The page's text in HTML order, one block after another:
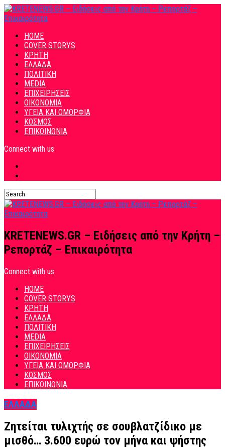
HOME
COVER STORYS
ΚΡΗΤΗ
ΕΛΛΑΔΑ
ΠΟΛΙΤΙΚΗ
MEDIA
ΕΠΙΧΕΙΡΗΣΕΙΣ
ΟΙΚΟΝΟΜΙΑ
ΥΓΕΙΑ ΚΑΙ ΟΜΟΡΦΙΑ
ΚΟΣΜΟΣ
ΕΠΙΚΟΙΝΩΝΙΑ
Connect with us
KRETENEWS.GR – Ειδήσεις από την Κρήτη –
Ρεπορτάζ – Επικαιρότητα
Connect with us
HOME
COVER STORYS
ΚΡΗΤΗ
ΕΛΛΑΔΑ
ΠΟΛΙΤΙΚΗ
MEDIA
ΕΠΙΧΕΙΡΗΣΕΙΣ
ΟΙΚΟΝΟΜΙΑ
ΥΓΕΙΑ ΚΑΙ ΟΜΟΡΦΙΑ
ΚΟΣΜΟΣ
ΕΠΙΚΟΙΝΩΝΙΑ
ΕΛΛΑΔΑ
Ζητείται τυλιχτής σε σουβλατζίδικο με
μισθό… 3.600 ευρώ τον μήνα και ψήστης